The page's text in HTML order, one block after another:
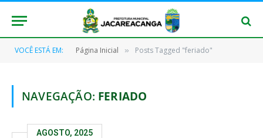
VOCÊ ESTÁ EM: Página Inicial » Posts Tagged "feriado"
NAVEGAÇÃO: FERIADO
AGOSTO, 2025